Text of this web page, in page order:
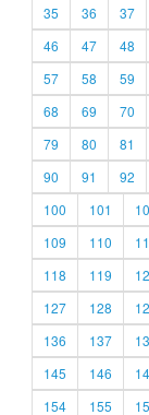
35
36 37
46
47 48
57
58 59
68
69 70
79
80 81
90
91 92
100
101
109
110
118
119
127
128
136
137
145
146
154
155